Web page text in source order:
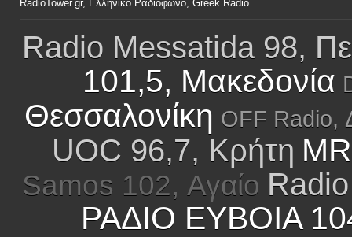
RadioTower.gr, Ελληνικό Ραδιόφωνο, Greek Radio
Radio Messatida 98,
101,5, Μακεδονία
Θεσσαλονίκη OFF Radio,
UOC 96,7, Κρήτη
Samos 102, Αγαίο
ΡΑΔΙΟ ΕΥΒΟΙΑ